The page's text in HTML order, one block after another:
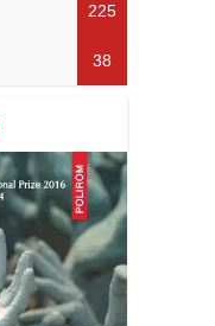
225
38